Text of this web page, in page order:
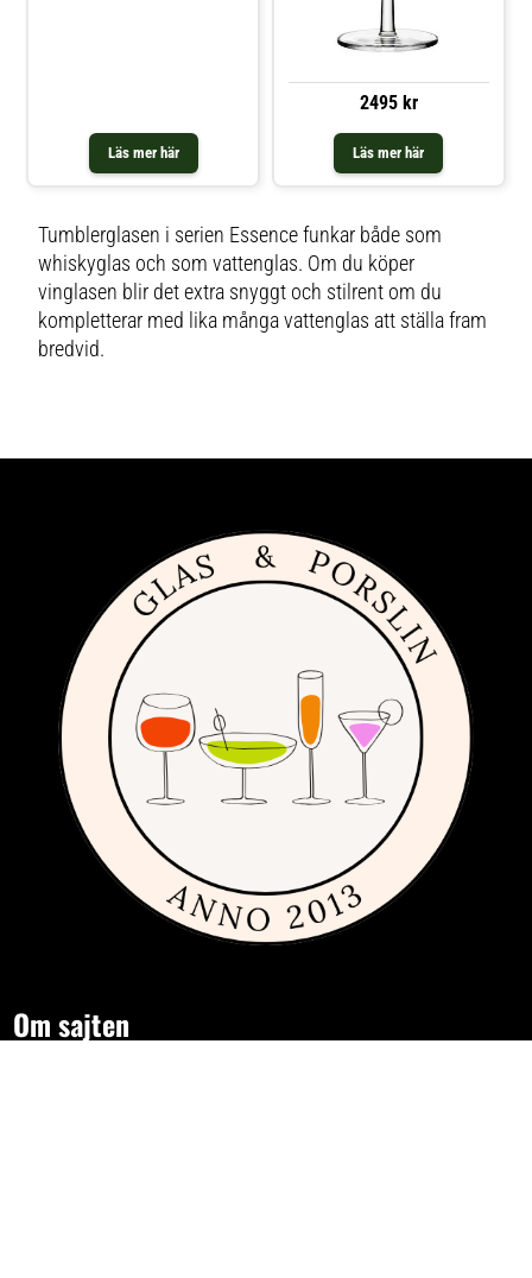
Läs mer här
2495 kr
Läs mer här
Tumblerglasen i serien Essence funkar både som
whiskyglas och som vattenglas. Om du köper
vinglasen blir det extra snyggt och stilrent om du
kompletterar med lika många vattenglas att ställa fram
bredvid.
Om sajten